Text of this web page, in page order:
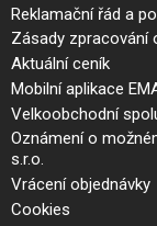
Reklamační řád a
Zásady zpracování
Aktuální ceník
Mobilní aplikace
Velkoobchodní
Oznámení o
s.r.o.
Vrácení objednávky
Cookies